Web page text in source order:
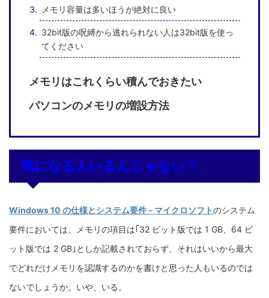
メモリ容量は多いほうが絶対に良い
32bit版の呪縛から逃れられない人は32bit版を使っ
てください
メモリはこれくらい積んでおきたい
パソコンのメモリの増設方法
気になる人いるんじゃない？
Windows 10 の仕様とシステム要件 - マイクロソフトのシステム
要件においては、メモリの項目は｢32 ビット版では 1 GB、64 ビ
ット版では 2 GB｣としか記載されておらず、それはいいから最大
でどれだけメモリを認識するのかを書けと思った人もいるのでは
ないでしょうか。いや、いる。